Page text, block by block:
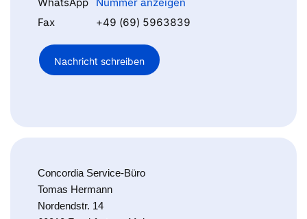
Fax
+49 (69) 5963839
Nachricht schreiben
Concordia Service-Büro
Tomas Hermann
Nordendstr. 14